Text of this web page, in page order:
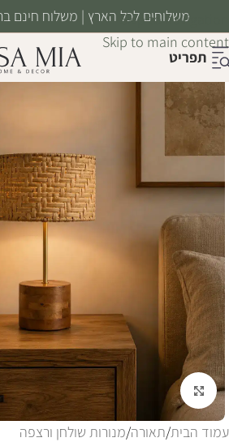
Skip to navigation
Skip to main content
משלוחים לכל הארץ | משלוח חינם
תפריט
לחצו להגדלה
עמוד הבית/תאורה/מנורות שולחן ורצפה